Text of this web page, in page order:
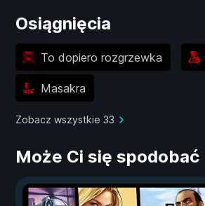
Osiągnięcia
To dopiero rozgrzewka
Masakra
Zobacz wszystkie 33
Może Ci się spodobać